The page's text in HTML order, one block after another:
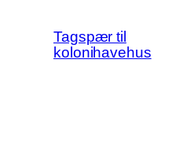
Tagspær til
kolonihavehus